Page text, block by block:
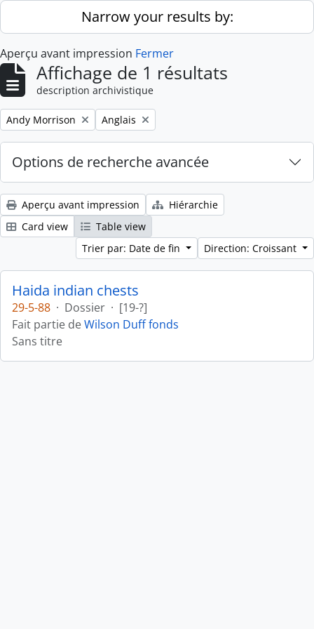
Skip to main contentNarrow your results by:
Aperçu avant impression Fermer
Affichage de 1 résultats
description archivistique
Remove filter:
Andy Morrison Remove filter:
Anglais
Options de recherche avancée
Aperçu avant impression
Hiérarchie
Card view
Table view
Trier par: Date de fin
Direction: Croissant
Haida indian chests
29-5-88 · Dossier · [19-?]
Fait partie deWilson Duff fonds
Sans titre